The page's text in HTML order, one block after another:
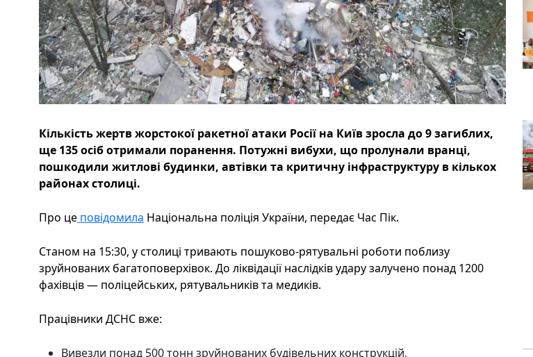
Кількість жертв жорстокої ракетної атаки Росії на Київ зросла до 9 загиблих,
ще 135 осіб отримали поранення. Потужні вибухи, що пролунали вранці,
пошкодили житлові будинки, автівки та критичну інфраструктуру в кількох
районах столиці.
Про це повідомила Національна поліція України, передає Час Пік.
Станом на 15:30, у столиці тривають пошуково-рятувальні роботи поблизу
зруйнованих багатоповерхівок. До ліквідації наслідків удару залучено понад 1200
фахівців — поліцейських, рятувальників та медиків.
Працівники ДСНС вже:
Вивезли понад 500 тонн зруйнованих будівельних конструкцій,